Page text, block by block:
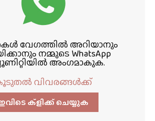
വേഗത്തിൽ അറിയാനും
നമ്മുടെ WhatsApp
അംഗമാകുക.
വിവരങ്ങൾക്ക്
ക്ളിക്ക്‌ ചെയ്യുക